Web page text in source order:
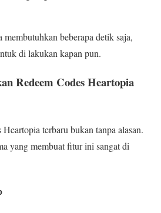
membutuhkan beberapa detik saja,
di lakukan kapan pun.
Redeem Codes Heartopia
terbaru bukan tanpa alasan.
yang membuat fitur ini sangat di